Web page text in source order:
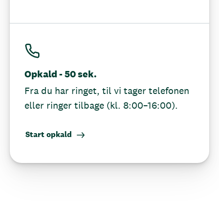
Opkald - 50 sek.
Fra du har ringet, til vi tager telefonen
eller ringer tilbage (kl. 8:00–16:00).
Start opkald